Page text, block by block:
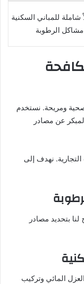
للمباني السكنية
مشاكل الرطوبة
ومريحة. نستخدم
عن مصادر
التجارية. نهدف إلى
بتحديد مصادر
المائي وتركيب